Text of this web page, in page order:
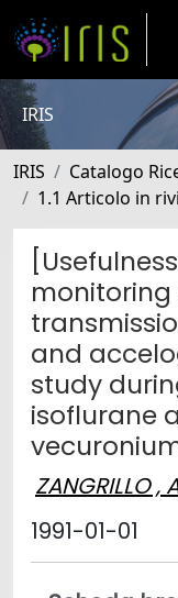
IRIS
IRIS Catalogo
1.1 Articolo in
and
study
isoflurane
ZANGRILLO ,
1991-01-01